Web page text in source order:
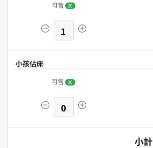
可售 20
1
小孩佔床
可售 20
0
小計